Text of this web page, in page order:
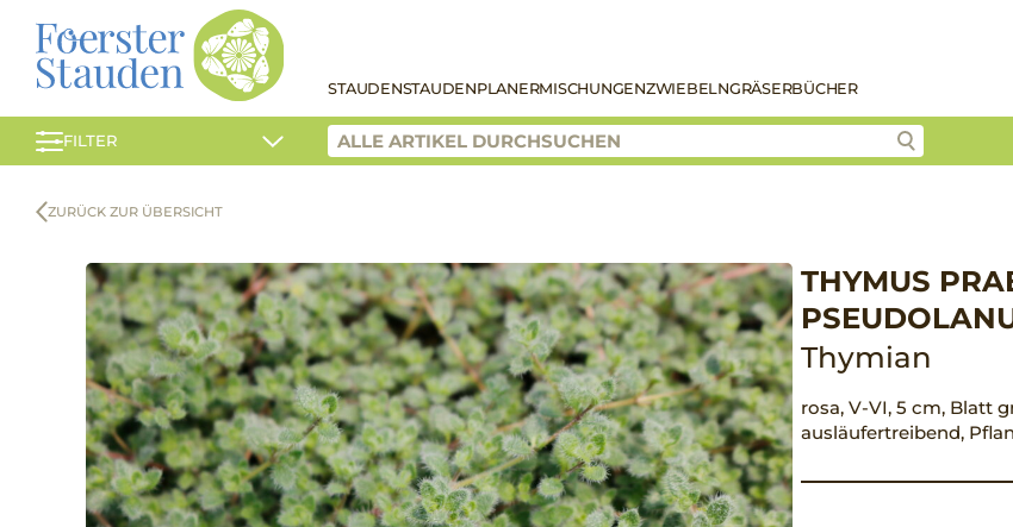
STAUDENSTAUDENPLANERMISCHUNGENZWIEBELNGRÄSERBÜCHER
FILTER
ZURÜCK ZUR ÜBERSICHT
THYMUS
Thymian
rosa, V-VI, 5 cm, Blatt
ausläufertreibend,